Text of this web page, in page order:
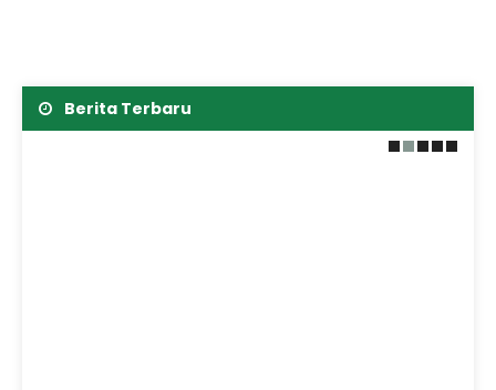
Berita Terbaru
Atas Islam Terpadu (SMAIT) Tunas..